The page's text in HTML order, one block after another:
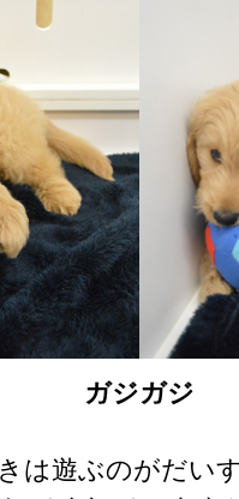
ガジガジ
は遊ぶのがだい